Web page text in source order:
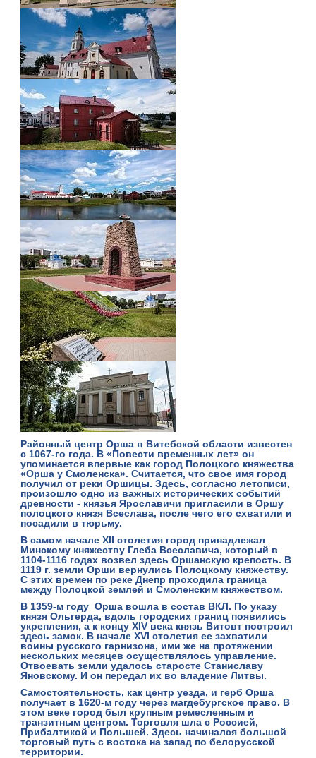
Районный центрОрша в Витебской области известен
с 1067-го года. В «Повести временных лет» он
упоминается впервые как город Полоцкого княжества
«Орша у Смоленска». Считается, что свое имя город
получил от реки Оршицы. Здесь, согласно летописи,
произошло одно из важных исторических событий
древности - князья Ярославичи пригласили в Оршу
полоцкого князя Всеслава, после чего его схватили и
посадили в тюрьму.
В самом начале XII столетия город принадлежал
Минскому княжеству Глеба Всеславича, который в
1104-1116 годах возвел здесь Оршанскую крепость. В
1119 г. земли Орши вернулись Полоцкому княжеству.
С этих времен по реке Днепр проходила граница
между Полоцкой землей и Смоленским княжеством.
В 1359-м году Орша вошла в состав ВКЛ. По указу
князя Ольгерда, вдоль городских границ появились
укрепления, а к концу XIV века князь Витовт построил
здесь замок. В начале XVI столетия ее захватили
воины русского гарнизона, ими же на протяжении
нескольких месяцев осуществлялось управление.
Отвоевать земли удалось старосте Станиславу
Яновскому. И он передал их во владение Литвы.
Самостоятельность, как центр уезда, и герб Орша
получает в 1620-м году через магдебургское право. В
этом веке город был крупным ремесленным и
транзитным центром. Торговля шла с Россией,
Прибалтикой и Польшей. Здесь начинался большой
торговый путь с востока на запад по белорусской
территории.